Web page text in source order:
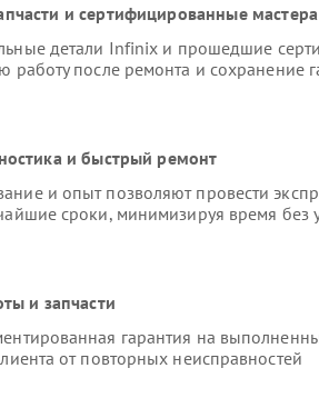
и сертифицированные мастера
детали Infinix и прошедшие
работу после ремонта и сохранение
и быстрый ремонт
и опыт позволяют провести
сроки, минимизируя время без
и запчасти
гарантия на
от повторных неисправностей